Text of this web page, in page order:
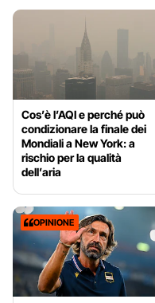
Cos’è l’AQI e perché può
condizionare la finale dei
Mondiali a New York: a
rischio per la qualità
dell’aria
OPINIONE